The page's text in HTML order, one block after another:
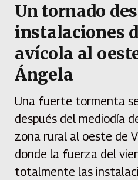
Un tornado
instalaciones
avícola al
Ángela
Una fuerte tormenta
después del mediodía
zona rural al oeste de
donde la fuerza del
totalmente las